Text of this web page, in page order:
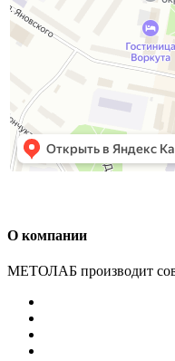
О компании
МЕТОЛАБ производит